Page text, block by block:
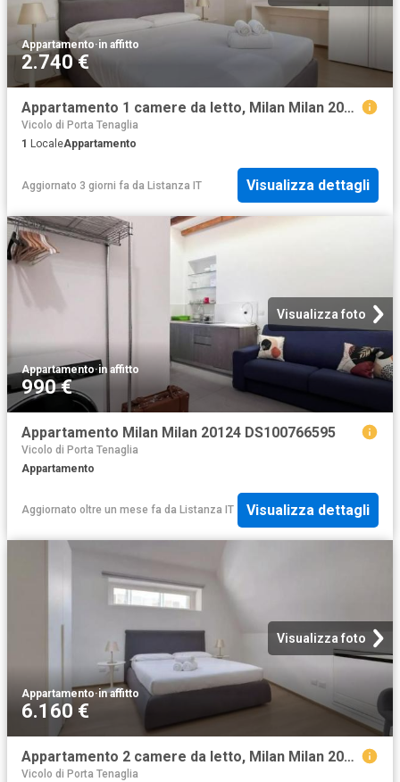
Appartamento·in affitto
2.740 €
Appartamento 1 camere da letto, Milan Milan 20154 ES104797225
Vicolo di Porta Tenaglia
1 LocaleAppartamento
Aggiornato 3 giorni fa da Listanza IT Visualizza dettagli
Visualizza foto
Appartamento·in affitto
990 €
Appartamento Milan Milan 20124 DS100766595
Vicolo di Porta Tenaglia
Appartamento
Aggiornato oltre un mese fa da Listanza IT Visualizza dettagli
Visualizza foto
Appartamento·in affitto
6.160 €
Appartamento 2 camere da letto, Milan Milan 20154 ES103092564
Vicolo di Porta Tenaglia